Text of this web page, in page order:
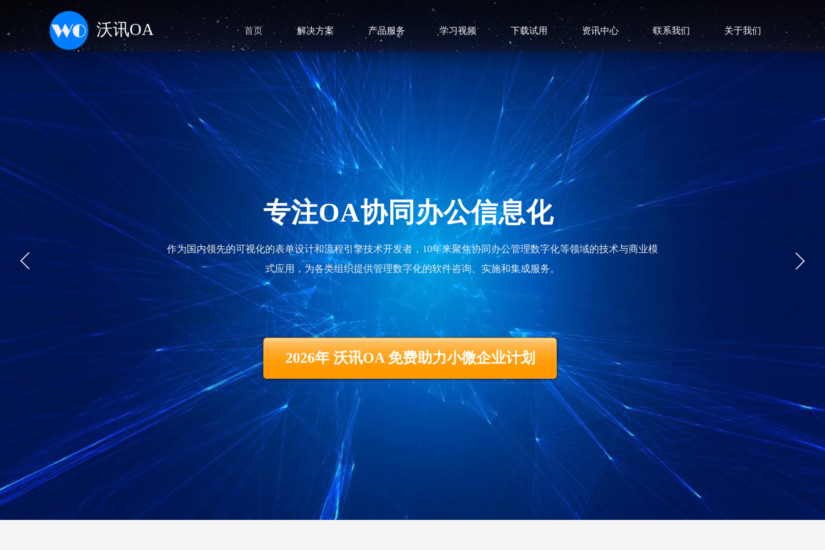
首页 解决方案 产品服务 学习视频 下载试用 资讯中心 联系我们 关于我们
沃讯OA
专注OA协同办公信息化
作为国内领先的可视化的表单设计和流程引擎技术开发者，10年来聚焦协同办公管理数字化等领域的技术与商业模
式应用，为各类组织提供管理数字化的软件咨询、实施和集成服务。
2026年 沃讯OA 免费助力小微企业计划